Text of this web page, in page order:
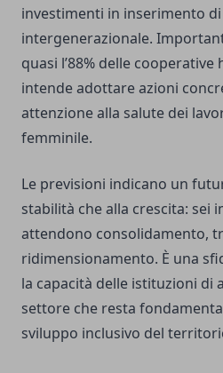
investimenti in inserimento
intergenerazionale.
quasi l’88% delle
intende adottare azioni
attenzione alla salute dei
femminile.
Le previsioni indicano un
stabilità che alla crescita: sei
attendono consolidamento,
ridimensionamento. È una
la capacità delle istituzioni di
settore che resta
sviluppo inclusivo del